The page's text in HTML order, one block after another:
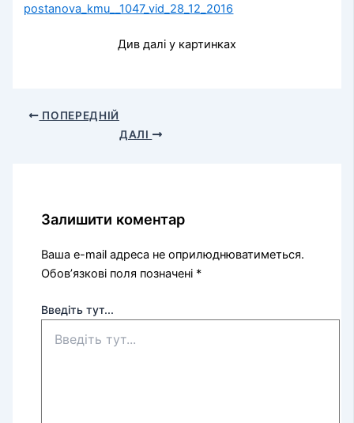
postanova_kmu__1047_vid_28_12_2016
Див далі у картинках
ПОПЕРЕДНІЙ
ДАЛІ
Залишити коментар
Ваша e-mail адреса не оприлюднюватиметься.
Обов’язкові поля позначені *
Введіть тут...